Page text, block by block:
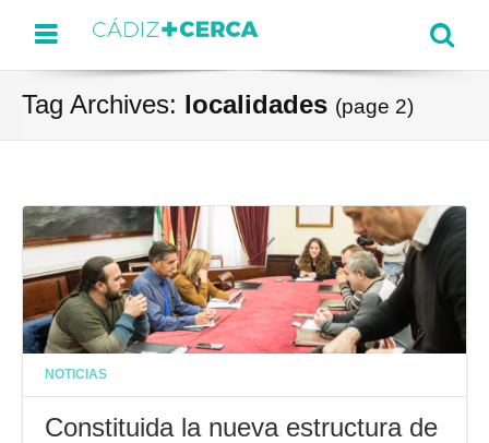
Menu
Tag Archives: localidades (page 2)
NOTICIAS
Constituida la nueva estructura de